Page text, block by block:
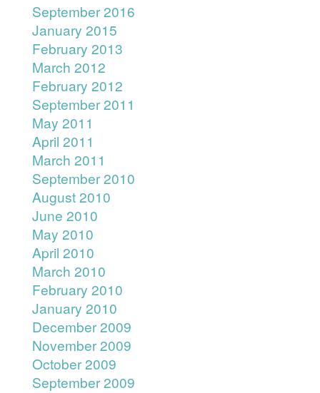
September 2016
January 2015
February 2013
March 2012
February 2012
September 2011
May 2011
April 2011
March 2011
September 2010
August 2010
June 2010
May 2010
April 2010
March 2010
February 2010
January 2010
December 2009
November 2009
October 2009
September 2009